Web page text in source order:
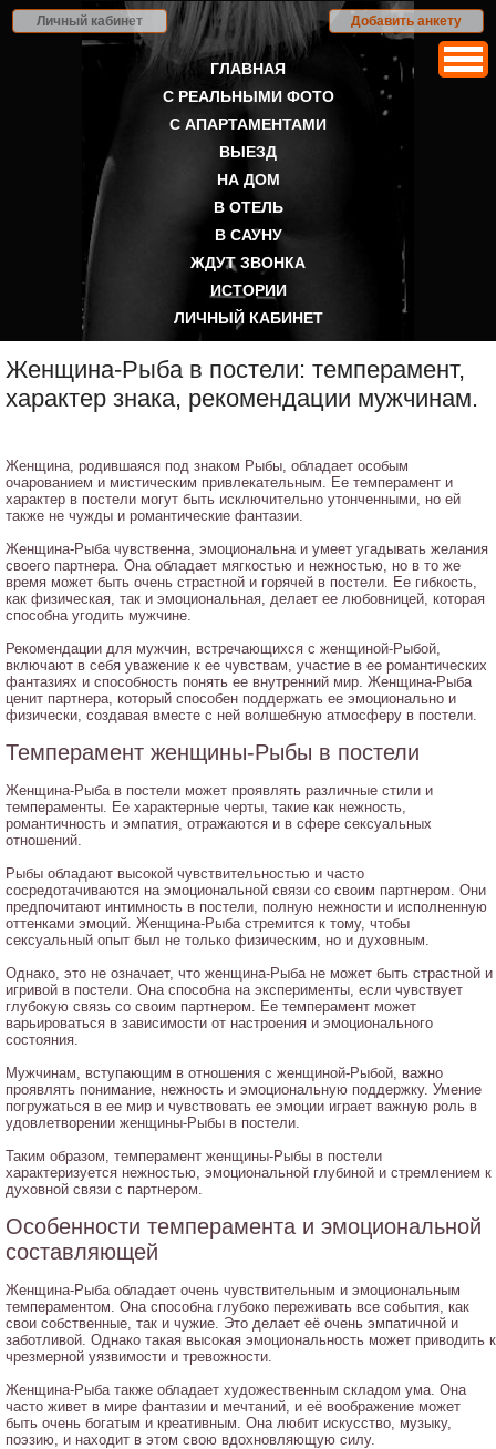
Личный кабинет Добавить анкету
ГЛАВНАЯ
С РЕАЛЬНЫМИ ФОТО
С АПАРТАМЕНТАМИ
ВЫЕЗД
НА ДОМ
В ОТЕЛЬ
В САУНУ
ЖДУТ ЗВОНКА
ИСТОРИИ
ЛИЧНЫЙ КАБИНЕТ
Женщина-Рыба в постели: темперамент,
характер знака, рекомендации мужчинам.
Женщина, родившаяся под знаком Рыбы, обладает особым
очарованием и мистическим привлекательным. Ее темперамент и
характер в постели могут быть исключительно утонченными, но ей
также не чужды и романтические фантазии.
Женщина-Рыба чувственна, эмоциональна и умеет угадывать желания
своего партнера. Она обладает мягкостью и нежностью, но в то же
время может быть очень страстной и горячей в постели. Ее гибкость,
как физическая, так и эмоциональная, делает ее любовницей, которая
способна угодить мужчине.
Рекомендации для мужчин, встречающихся с женщиной-Рыбой,
включают в себя уважение к ее чувствам, участие в ее романтических
фантазиях и способность понять ее внутренний мир. Женщина-Рыба
ценит партнера, который способен поддержать ее эмоционально и
физически, создавая вместе с ней волшебную атмосферу в постели.
Темперамент женщины-Рыбы в постели
Женщина-Рыба в постели может проявлять различные стили и
темпераменты. Ее характерные черты, такие как нежность,
романтичность и эмпатия, отражаются и в сфере сексуальных
отношений.
Рыбы обладают высокой чувствительностью и часто
сосредотачиваются на эмоциональной связи со своим партнером. Они
предпочитают интимность в постели, полную нежности и исполненную
оттенками эмоций. Женщина-Рыба стремится к тому, чтобы
сексуальный опыт был не только физическим, но и духовным.
Однако, это не означает, что женщина-Рыба не может быть страстной и
игривой в постели. Она способна на эксперименты, если чувствует
глубокую связь со своим партнером. Ее темперамент может
варьироваться в зависимости от настроения и эмоционального
состояния.
Мужчинам, вступающим в отношения с женщиной-Рыбой, важно
проявлять понимание, нежность и эмоциональную поддержку. Умение
погружаться в ее мир и чувствовать ее эмоции играет важную роль в
удовлетворении женщины-Рыбы в постели.
Таким образом, темперамент женщины-Рыбы в постели
характеризуется нежностью, эмоциональной глубиной и стремлением к
духовной связи с партнером.
Особенности темперамента и эмоциональной
составляющей
Женщина-Рыба обладает очень чувствительным и эмоциональным
темпераментом. Она способна глубоко переживать все события, как
свои собственные, так и чужие. Это делает её очень эмпатичной и
заботливой. Однако такая высокая эмоциональность может приводить к
чрезмерной уязвимости и тревожности.
Женщина-Рыба также обладает художественным складом ума. Она
часто живет в мире фантазии и мечтаний, и её воображение может
быть очень богатым и креативным. Она любит искусство, музыку,
поэзию, и находит в этом свою вдохновляющую силу.